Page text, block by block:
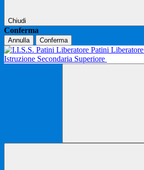
Chiudi
Conferma
Annulla Conferma
Patini Liberatore
Istruzione Secondaria Superiore